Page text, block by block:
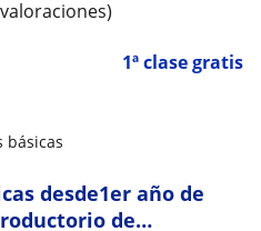
1ª clase gratis
básicas
desde1er año de
de